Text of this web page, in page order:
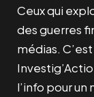
Ceux qui
des guerres
médias.
l’info pour